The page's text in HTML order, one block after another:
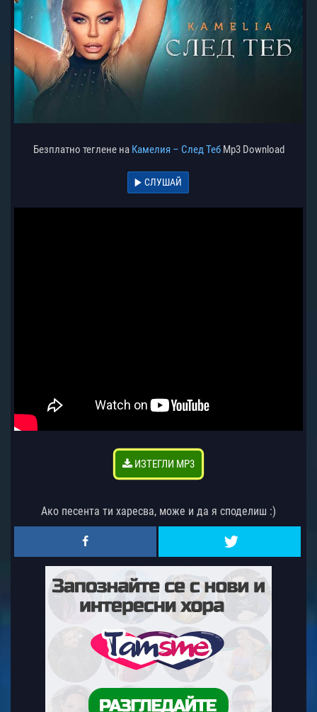
Безплатно теглене на Камелия – След ТебMp3 Download
СЛУШАЙ
ИЗТЕГЛИ MP3
Ако песента ти харесва, може и да я споделиш :)